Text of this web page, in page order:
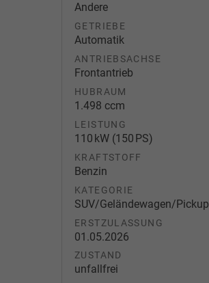
Andere
GETRIEBE
Automatik
ANTRIEBSACHSE
Frontantrieb
HUBRAUM
1.498 ccm
LEISTUNG
110 kW (150 PS)
KRAFTSTOFF
Benzin
KATEGORIE
SUV/Geländewagen/Pickup
ERSTZULASSUNG
01.05.2026
ZUSTAND
unfallfrei